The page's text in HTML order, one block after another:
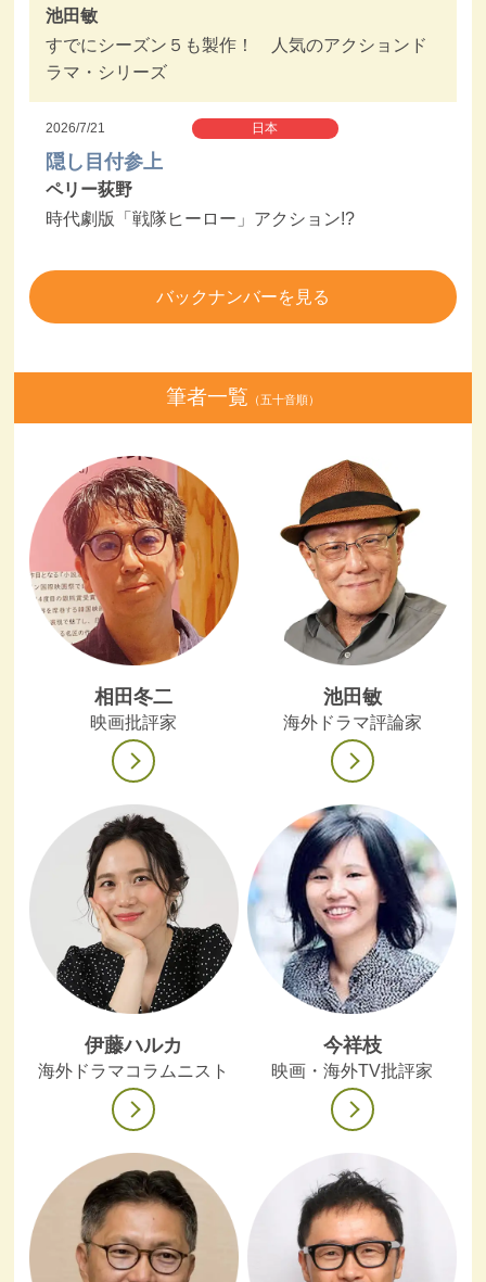
池田敏
すでにシーズン５も製作！ 人気のアクションド
ラマ・シリーズ
2026/7/21 日本
隠し目付参上
ペリー荻野
時代劇版「戦隊ヒーロー」アクション!?
バックナンバーを見る
筆者一覧 （五十音順）
相田冬二
映画批評家
池田敏
海外ドラマ評論家
伊藤ハルカ
海外ドラマコラムニスト
今祥枝
映画・海外TV批評家